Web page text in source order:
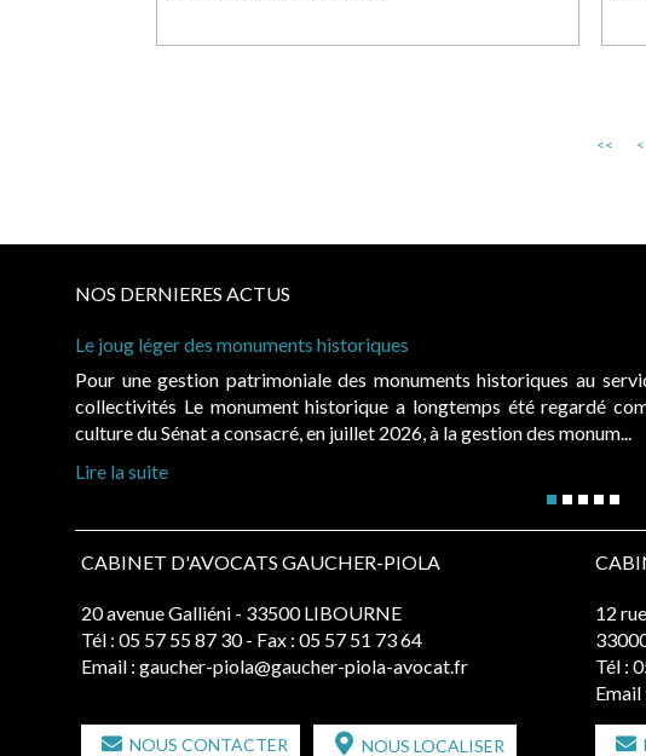
<< <
NOS DERNIERES ACTUS
Le joug léger des monuments historiques
Pour une gestion patrimoniale des monuments historiques au
collectivités Le monument historique a longtemps été regardé
culture du Sénat a consacré, en juillet 2026, à la gestion des monum...
Lire la suite
CABINET D'AVOCATS GAUCHER-PIOLA
20 avenue Galliéni - 33500 LIBOURNE
Tél : 05 57 55 87 30 - Fax : 05 57 51 73 64
Email : gaucher-piola@gaucher-piola-avocat.fr
NOUS CONTACTER NOUS LOCALISER
12
Tél :
Email